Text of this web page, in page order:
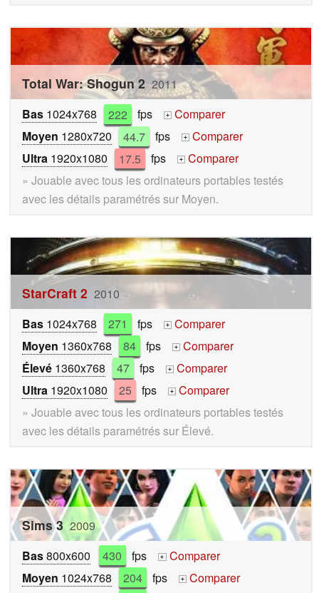
Total War: Shogun 2 2011
Bas 1024x768 222 fps +
Comparer
Moyen 1280x720 44.7 fps +
Comparer
Ultra 1920x1080 17.5 fps +
Comparer
» Jouable avec tous les ordinateurs portables testés
avec les détails paramétrés sur Moyen.
StarCraft 2 2010
Bas 1024x768 271 fps +
Comparer
Moyen 1360x768 84 fps +
Comparer
Élevé 1360x768 47 fps +
Comparer
Ultra 1920x1080 25 fps +
Comparer
» Jouable avec tous les ordinateurs portables testés
avec les détails paramétrés sur Élevé.
Sims 3 2009
Bas800x600 430 fps + Comparer
Moyen 1024x768 204 fps +
Comparer